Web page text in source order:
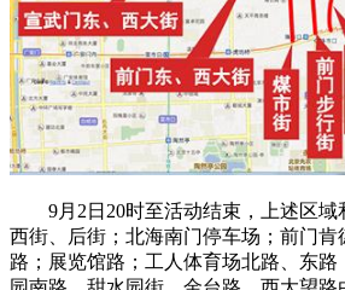
9月2日20时至活动结束，上述区域
西街、后街；北海南门停车场；前门
路；展览馆路；工人体育场北路、东